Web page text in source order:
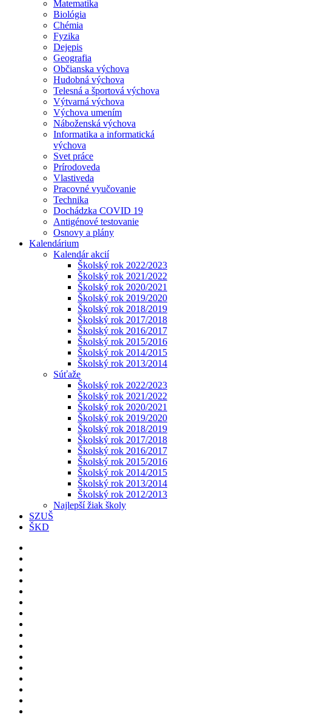
Matematika
Biológia
Chémia
Fyzika
Dejepis
Geografia
Občianska výchova
Hudobná výchova
Telesná a športová výchova
Výtvarná výchova
Výchova umením
Náboženská výchova
Informatika a informatická
výchova
Svet práce
Prírodoveda
Vlastiveda
Pracovné vyučovanie
Technika
Dochádzka COVID 19
Antigénové testovanie
Osnovy a plány
Kalendárium
Kalendár akcií
Školský rok 2022/2023
Školský rok 2021/2022
Školský rok 2020/2021
Školský rok 2019/2020
Školský rok 2018/2019
Školský rok 2017/2018
Školský rok 2016/2017
Školský rok 2015/2016
Školský rok 2014/2015
Školský rok 2013/2014
Súťaže
Školský rok 2022/2023
Školský rok 2021/2022
Školský rok 2020/2021
Školský rok 2019/2020
Školský rok 2018/2019
Školský rok 2017/2018
Školský rok 2016/2017
Školský rok 2015/2016
Školský rok 2014/2015
Školský rok 2013/2014
Školský rok 2012/2013
Najlepší žiak školy
SZUŠ
ŠKD